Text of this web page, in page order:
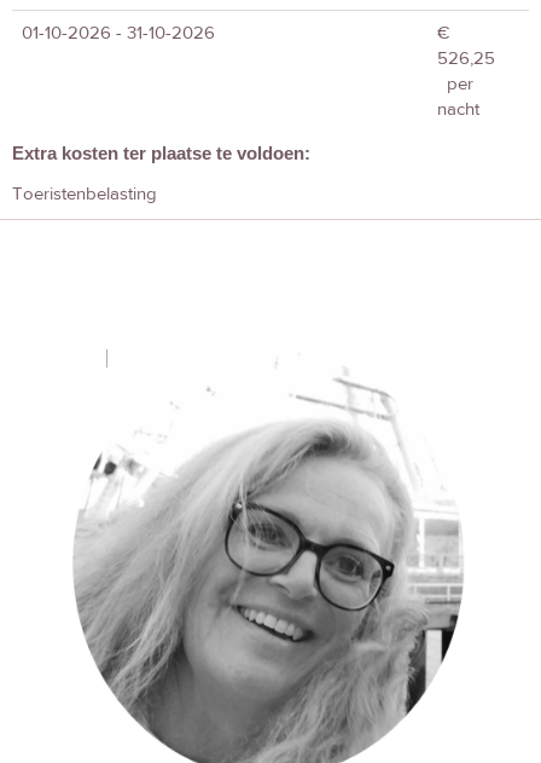
01-10-2026 - 31-10-2026
€
526,25
per
nacht
Extra kosten ter plaatse te voldoen:
Toeristenbelasting